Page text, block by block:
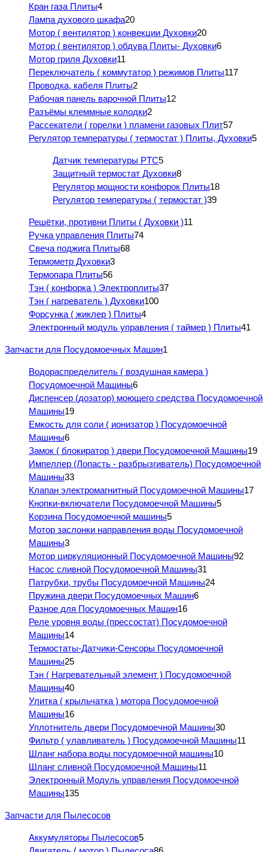
Кран газа Плиты4
Лампа духового шкафа20
Мотор ( вентилятор ) конвекции Духовки20
Мотор ( вентилятор ) обдува Плиты- Духовки6
Мотор гриля Духовки11
Переключатель ( коммутатор ) режимов Плиты117
Проводка, кабеля Плиты2
Рабочая панель варочной Плиты12
Разъёмы клеммные колодки2
Рассекатели ( горелки ) пламени газовых Плит57
Регулятор температуры ( термостат ) Плиты, Духовки5
Датчик температуры PTC5
Защитный термостат Духовки8
Регулятор мощности конфорок Плиты18
Регулятор температуры ( термостат )39
Решётки, противни Плиты ( Духовки )11
Ручка управления Плиты74
Свеча поджига Плиты68
Термометр Духовки3
Термопара Плиты56
Тэн ( конфорка ) Электроплиты37
Тэн ( нагреватель ) Духовки100
Форсунка ( жиклер ) Плиты4
Электронный модуль управления ( таймер ) Плиты41
Запчасти для Посудомоечных Машин1
Водораспределитель ( воздушная камера )
Посудомоечной Машины6
Диспенсер (дозатор) моющего средства Посудомоечной
Машины19
Емкость для соли ( ионизатор ) Посудомоечной
Машины6
Замок ( блокиратор ) двери Посудомоечной Машины19
Импеллер (Лопасть - разбрызгиватель) Посудомоечной
Машины33
Клапан электромагнитный Посудомоечной Машины17
Кнопки-включатели Посудомоечной Машины5
Корзина Посудомоечной машины5
Мотор заслонки направления воды Посудомоечной
Машины3
Мотор циркуляционный Посудомоечной Машины92
Насос сливной Посудомоечной Машины31
Патрубки, трубы Посудомоечной Машины24
Пружина двери Посудомоечных Машин6
Разное для Посудомоечных Машин16
Реле уровня воды (прессостат) Посудомоечной
Машины14
Термостаты-Датчики-Сенсоры Посудомоечной
Машины25
Тэн ( Нагревательный элемент ) Посудомоечной
Машины40
Улитка ( крыльчатка ) мотора Посудомоечной
Машины16
Уплотнитель двери Посудомоечной Машины30
Фильтр ( улавливатель ) Посудомоечной Машины11
Шланг набора воды посудомоечной машины10
Шланг сливной Посудомоечной Машины11
Электронный Модуль управления Посудомоечной
Машины135
Запчасти для Пылесосов
Аккумуляторы Пылесосов5